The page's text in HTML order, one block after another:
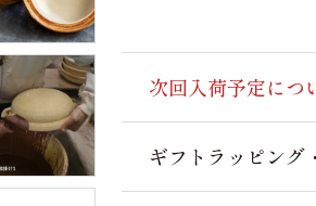
次回入荷予定につ
ギフトラッピング